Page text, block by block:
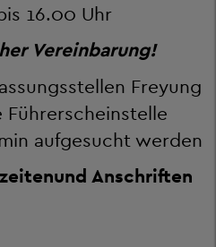
16.00 Uhr
Vereinbarung!
Freyung
Führerscheinstelle
aufgesucht werden
und Anschriften